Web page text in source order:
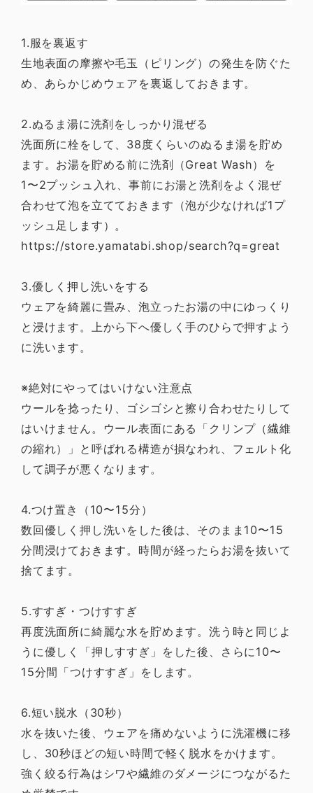
1.服を裏返す
生地表面の摩擦や毛玉（ピリング）の発生を防ぐた
め、あらかじめウェアを裏返しておきます。
2.ぬるま湯に洗剤をしっかり混ぜる
洗面所に栓をして、38度くらいのぬるま湯を貯め
ます。お湯を貯める前に洗剤（Great Wash）を
1〜2プッシュ入れ、事前にお湯と洗剤をよく混ぜ
合わせて泡を立てておきます（泡が少なければ1プ
ッシュ足します）。
https://store.yamatabi.shop/search?q=great
3.優しく押し洗いをする
ウェアを綺麗に畳み、泡立ったお湯の中にゆっくり
と浸けます。上から下へ優しく手のひらで押すよう
に洗います。
※絶対にやってはいけない注意点
ウールを捻ったり、ゴシゴシと擦り合わせたりして
はいけません。ウール表面にある「クリンプ（繊維
の縮れ）」と呼ばれる構造が損なわれ、フェルト化
して調子が悪くなります。
4.つけ置き（10〜15分）
数回優しく押し洗いをした後は、そのまま10〜15
分間浸けておきます。時間が経ったらお湯を抜いて
捨てます。
5.すすぎ・つけすすぎ
再度洗面所に綺麗な水を貯めます。洗う時と同じよ
うに優しく「押しすすぎ」をした後、さらに10〜
15分間「つけすすぎ」をします。
6.短い脱水（30秒）
水を抜いた後、ウェアを痛めないように洗濯機に移
し、30秒ほどの短い時間で軽く脱水をかけます。
強く絞る行為はシワや繊維のダメージにつながるた